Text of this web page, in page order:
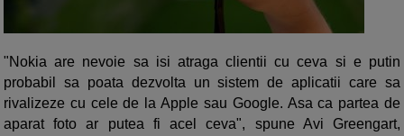
"Nokia are nevoie sa isi atraga clientii cu ceva si e putin
probabil sa poata dezvolta un sistem de aplicatii care sa
rivalizeze cu cele de la Apple sau Google. Asa ca partea de
aparat foto ar putea fi acel ceva", spune Avi Greengart,